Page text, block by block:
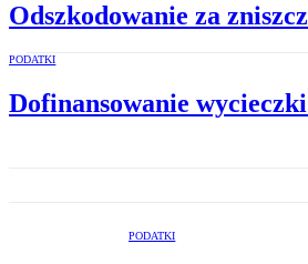
Odszkodowanie za
PODATKI
Dofinansowanie
PODATKI